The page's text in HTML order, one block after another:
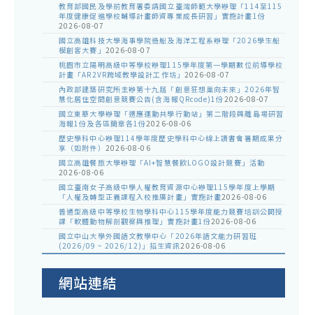
教育部國民及學前教育署委請國立臺灣師範大學辦理「114至115
年度健康促進學校輔導計畫師資專業成長研習」實施計畫1份
2026-08-07
國立高雄科技大學海事學院造船及海洋工程系辦理「2026學生船
模創客大賽」 2026-08-07
桃園市立陽明高級中等學校辦理115學年度第一學期數位前導學校
計畫「AR2VR跨域教學設計工作坊」 2026-08-07
內政部建築研究所主辦第十九屆「創意狂想巢向未來」2026年智
慧化居住空間創意競賽公告(含海報QRcode)1份2026-08-07
國立東華大學辦理「適應運動共學行動站」第二階段與離島場研習
海報1份及各區簡章各1份2026-08-06
歷史學科中心辦理114學年度歷史學科中心線上讀書會暑期成果分
享（如附件） 2026-08-06
國立高雄餐旅大學辦理「AI+智慧餐飲LOGO設計競賽」活動
2026-08-06
國立臺南女子高級中學人權教育資源中心辦理115學年度上學期
「人權及轉型正義課程入校推廣計畫」實施計畫2026-08-06
普通型高級中等學校生物學科中心115學年度能力競賽培訓公開授
課「軟體動物解剖觀察與推理」實施計畫1份2026-08-06
國立中山大學外國語文教學中心「2026年語文能力研習班
(2026/09 ~ 2026/12)」招生資訊2026-08-06
網站連結